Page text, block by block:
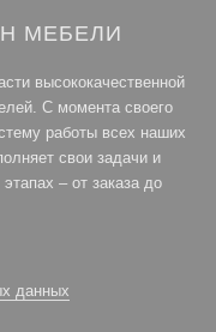
МЕБЕЛИ
высококачественной
С момента своего
работы всех наших
свои задачи и
– от заказа до
данных